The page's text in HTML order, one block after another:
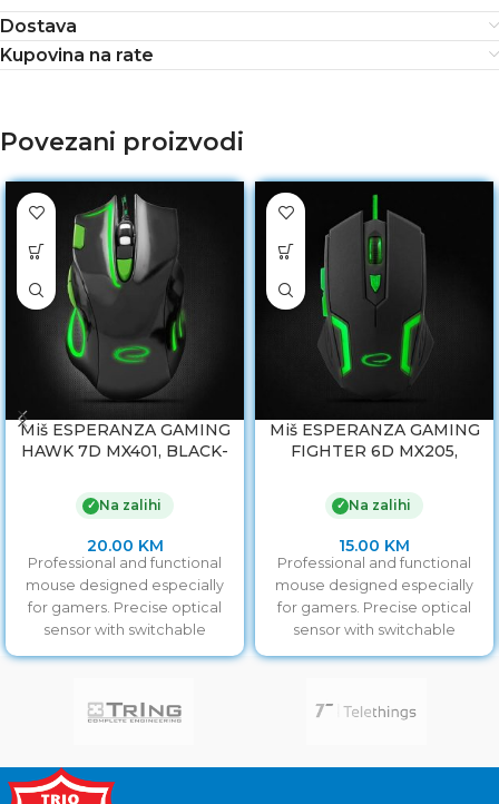
Dostava
Kupovina na rate
Povezani proizvodi
Miš ESPERANZA GAMING
HAWK 7D MX401, BLACK-
click, ergonomic,
EGM401KG
✓ Na zalihi
20.00 KM
Professional and functional
mouse designed especially
for gamers. Precise optical
sensor with switchable
resolution of
Miš ESPERANZA GAMING
FIGHTER 6D MX205,
ergonomic, EGM205G
✓ Na zalihi
15.00 KM
Professional and functional
mouse designed especially
for gamers. Precise optical
sensor with switchable
resolution of